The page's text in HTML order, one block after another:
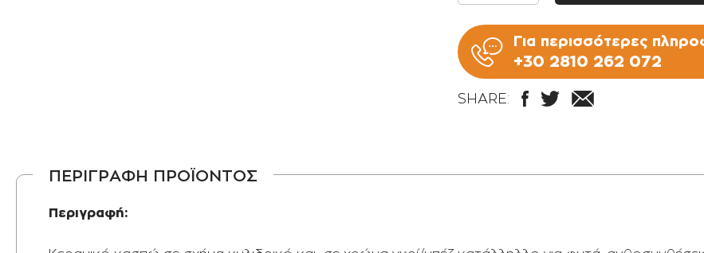
Για περισσότερες
+30 2810 262 072
SHARE:
ΠΕΡΙΓΡΑΦΗ ΠΡΟΪΟΝΤΟΣ
Περιγραφή: